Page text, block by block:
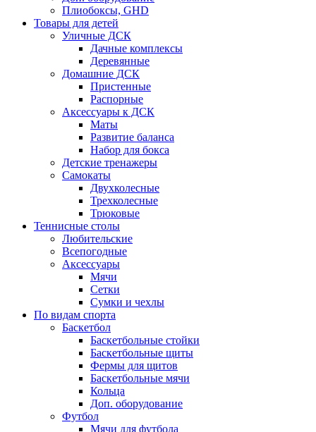
Плиобоксы, GHD
Товары для детей
Уличные ДСК
Дачные комплексы
Деревянные
Домашние ДСК
Пристенные
Распорные
Аксесcуары к ДСК
Маты
Развитие баланса
Набор для бокса
Детские тренажеры
Самокаты
Двухколесные
Трехколесные
Трюковые
Теннисные столы
Любительские
Всепогодные
Аксессуары
Мячи
Сетки
Сумки и чехлы
По видам спорта
Баскетбол
Баскетбольные стойки
Баскетбольные щиты
Фермы для щитов
Баскетбольные мячи
Кольца
Доп. оборудование
Футбол
Мячи для футбола